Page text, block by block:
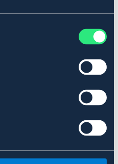
varierande och utmanande